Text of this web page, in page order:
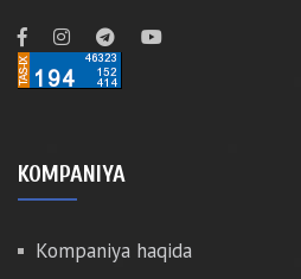
KOMPANIYA
Kompaniya haqida